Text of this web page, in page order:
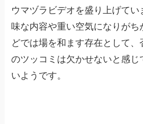
ウマヅラビデオを盛り上げて
味な内容や重い空気になりがち
どでは場を和ます存在として
のツッコミは欠かせないと感じ
いようです。